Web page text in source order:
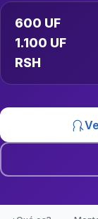
600 UF
1.100 UF
RSH